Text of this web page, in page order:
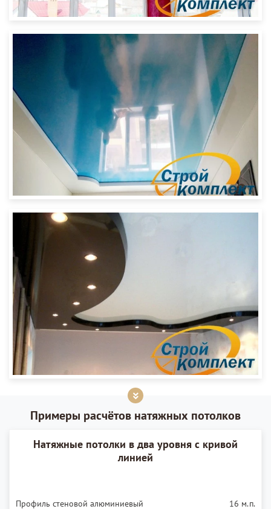
Примеры расчётов натяжных потолков
Натяжные потолки в два уровня с кривой
линией
Профиль стеновой алюминиевый
16 м.п.